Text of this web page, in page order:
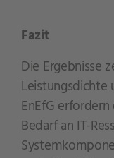
Fazit
Die Ergebnisse
Leistungsdichte
EnEfG
Bedarf an IT-